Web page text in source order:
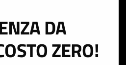
Milano lavora con
nel settore del AI
Digitale
risultati d'eccellenza.
DA
ZERO!